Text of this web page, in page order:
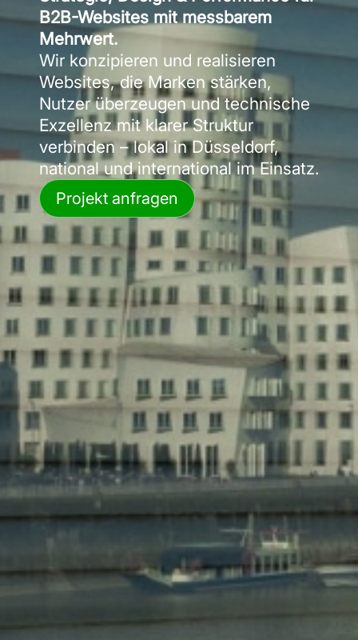
B2B-Websites mit messbarem
Mehrwert.
Wir konzipieren und realisieren
Websites, die Marken stärken,
Nutzer überzeugen und technische
Exzellenz mit klarer Struktur
verbinden – lokal in Düsseldorf,
national und international im Einsatz.
Projekt anfragen